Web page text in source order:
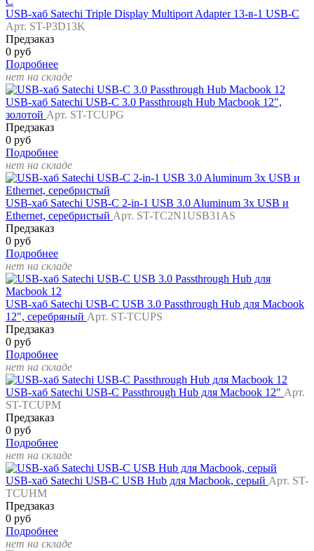
USB-хаб Satechi Triple Display Multiport Adapter 13-в-1 USB-C
Арт. ST-P3D13K
Предзаказ
0 руб
Подробнее
нет на складе
USB-хаб Satechi USB-С 3.0 Passthrough Hub Macbook 12",
золотой Арт. ST-TCUPG
Предзаказ
0 руб
Подробнее
нет на складе
USB-хаб Satechi USB-C 2-in-1 USB 3.0 Aluminum 3x USB и
Ethernet, серебристый Арт. ST-TC2N1USB31AS
Предзаказ
0 руб
Подробнее
нет на складе
USB-хаб Satechi USB-C USB 3.0 Passthrough Hub для Macbook
12", серебряный Арт. ST-TCUPS
Предзаказ
0 руб
Подробнее
нет на складе
USB-хаб Satechi USB-C Passthrough Hub для Macbook 12" Арт.
ST-TCUPM
Предзаказ
0 руб
Подробнее
нет на складе
USB-хаб Satechi USB-C USB Hub для Macbook, серый Арт. ST-
TCUHM
Предзаказ
0 руб
Подробнее
нет на складе